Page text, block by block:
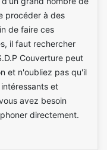
procéder à des
de faire ces
il faut rechercher
Couverture peut
et n'oubliez pas qu'il
et
avez besoin
directement.